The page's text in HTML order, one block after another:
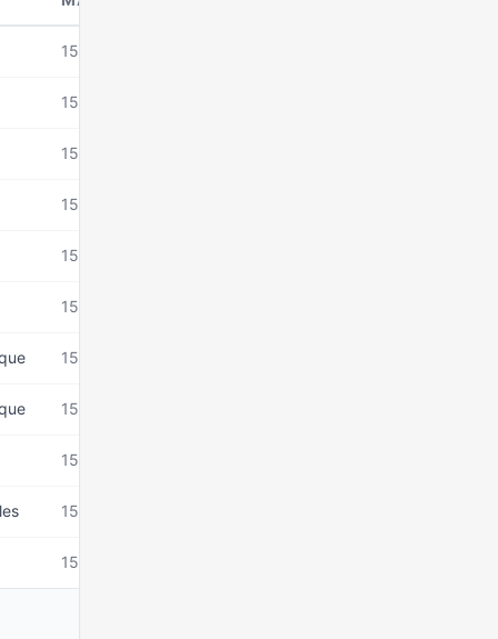
15 mars 2026
15 mars 2026
15 mars 2026
15 mars 2026
15 mars 2026
15 mars 2026
15 mars 2026
15 mars 2026
15 mars 2026
15 mars 2026
15 mars 2026